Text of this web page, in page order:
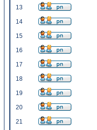
13
14
15
16
17
18
19
20
21